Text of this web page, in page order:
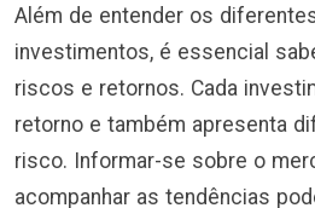
Além de entender os
investimentos, é essencial
riscos e retornos. Cada
retorno e também apresenta
risco. Informar-se sobre o
acompanhar as tendências